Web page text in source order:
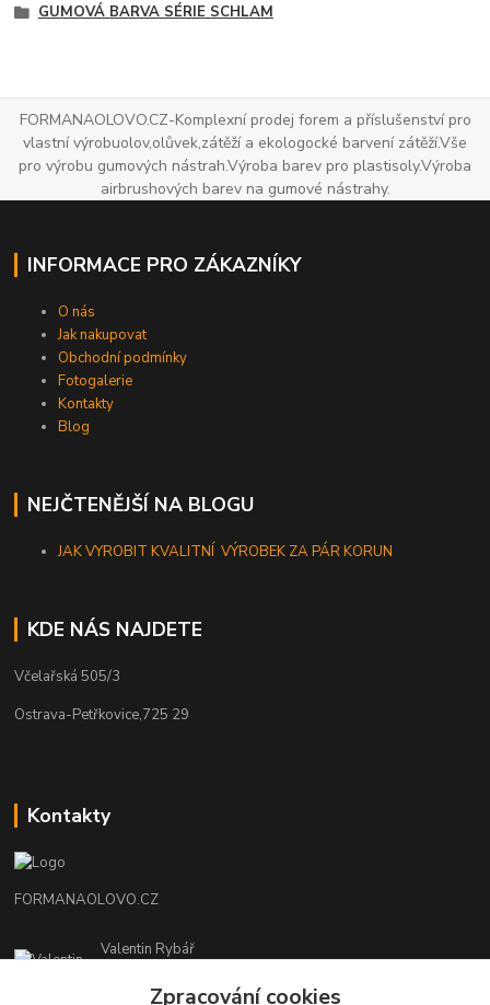
GUMOVÁ BARVA SÉRIE SCHLAM
FORMANAOLOVO.CZ-Komplexní prodej forem a příslušenství pro
vlastní výrobuolov,olůvek,zátěží a ekologocké barvení zátěží.Vše
pro výrobu gumových nástrah.Výroba barev pro plastisoly.Výroba
airbrushových barev na gumové nástrahy.
INFORMACE PRO ZÁKAZNÍKY
O nás
Jak nakupovat
Obchodní podmínky
Fotogalerie
Kontakty
Blog
NEJČTENĚJŠÍ NA BLOGU
JAK VYROBIT KVALITNÍ VÝROBEK ZA PÁR KORUN
KDE NÁS NAJDETE
Včelařská 505/3
Ostrava-Petřkovice,725 29
Kontakty
FORMANAOLOVO.CZ
Valentin Rybář
(Po-Pá, 7-12 15-22 hod.)
Zpracování cookies